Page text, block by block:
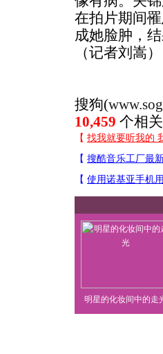
在拍片期间
成她脸肿，
（记者刘嵩）
搜狗(
10,459 个相
明星的化妆间中的走